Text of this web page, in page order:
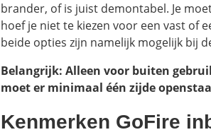
brander, of is juist demontabel. Je
hoef je niet te kiezen voor een vast of
beide opties zijn namelijk mogelijk bij
Belangrijk: Alleen voor buiten
moet er minimaal één zijde
Kenmerken GoFire